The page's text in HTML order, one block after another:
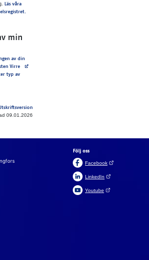
Läs våra
min
av din
VirreAvautuu uuteen välilehteen
typ av
09.01.2026
Följ oss
Facebook(Öppnas i en ny
LinkedIn (Öppnas i en ny flik)
Youtube (Öppnas i en ny flik)